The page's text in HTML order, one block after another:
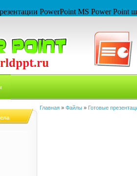
PowerPoint MS Power
Главная » Файлы » Готовые